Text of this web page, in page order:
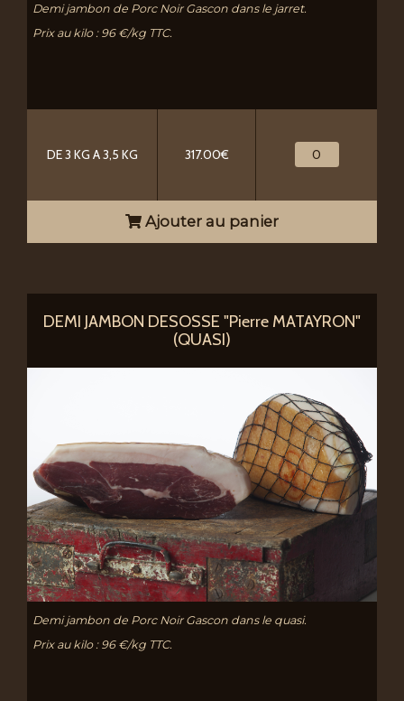
Demi jambon de Porc Noir Gascon dans le jarret.
Prix au kilo : 96 €/kg TTC.
DE 3 KG A 3,5 KG 317.00€
Ajouter au panier
DEMI JAMBON DESOSSE "Pierre MATAYRON"
(QUASI)
Demi jambon de Porc Noir Gascon dans le quasi.
Prix au kilo : 96 €/kg TTC.